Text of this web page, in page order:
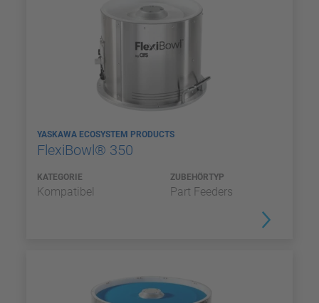
YASKAWA ECOSYSTEM PRODUCTS
FlexiBowl® 350
KATEGORIE
Kompatibel
ZUBEHÖRTYP
Part Feeders